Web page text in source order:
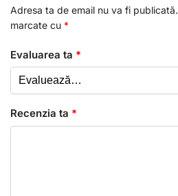
Adresa ta de email nu va fi publicată.
marcate cu *
Evaluarea ta *
Recenzia ta *